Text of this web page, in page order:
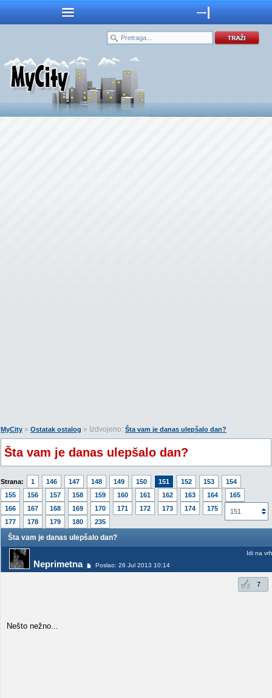
MyCity » Ostatak ostalog » Izdvojeno: Šta vam je danas ulepšalo dan?
Šta vam je danas ulepšalo dan?
Strana: 1 146 147 148 149 150 151 152 153
154
155
156 157 158 159 160 161 162 163 164
165
166
167 168 169 170 171 172 173 174 175
176
177
178 179 180 235
151
Šta vam je danas ulepšalo dan?
Neprimetna Poslao: 26 Jul 2013 10:14
Idi na vrh
7
Nešto nežno...